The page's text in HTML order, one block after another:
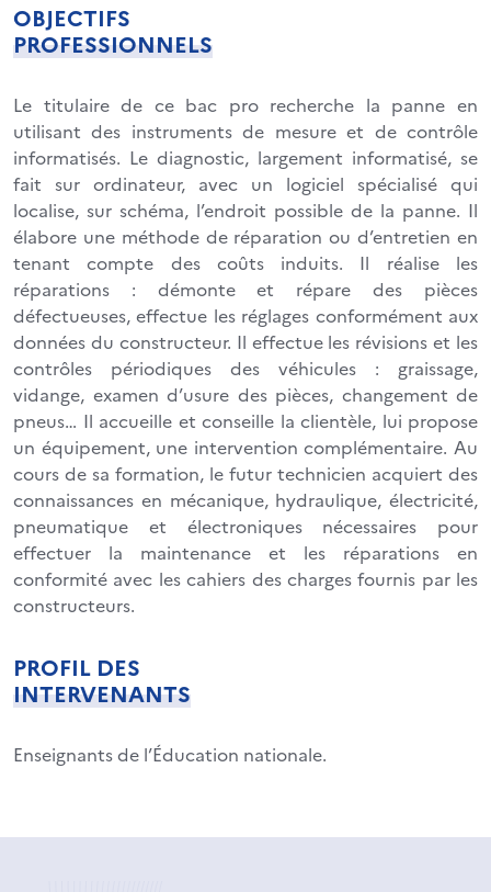
OBJECTIFS
PROFESSIONNELS
Le titulaire de ce bac pro recherche la panne en
utilisant des instruments de mesure et de contrôle
informatisés. Le diagnostic, largement informatisé, se
fait sur ordinateur, avec un logiciel spécialisé qui
localise, sur schéma, l’endroit possible de la panne. Il
élabore une méthode de réparation ou d’entretien en
tenant compte des coûts induits. Il réalise les
réparations : démonte et répare des pièces
défectueuses, effectue les réglages conformément aux
données du constructeur. Il effectue les révisions et les
contrôles périodiques des véhicules : graissage,
vidange, examen d’usure des pièces, changement de
pneus… Il accueille et conseille la clientèle, lui propose
un équipement, une intervention complémentaire. Au
cours de sa formation, le futur technicien acquiert des
connaissances en mécanique, hydraulique, électricité,
pneumatique et électroniques nécessaires pour
effectuer la maintenance et les réparations en
conformité avec les cahiers des charges fournis par les
constructeurs.
PROFIL DES
INTERVENANTS
Enseignants de l’Éducation nationale.